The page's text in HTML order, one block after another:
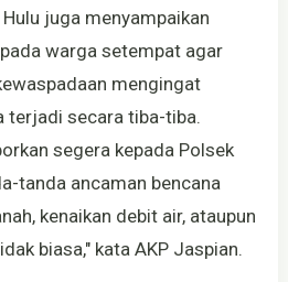
juga menyampaikan
warga setempat agar
mengingat
terjadi secara tiba-tiba.
segera kepada Polsek
tanda ancaman bencana
kenaikan debit air, ataupun
biasa," kata AKP Jaspian.